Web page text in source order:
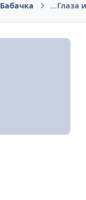
...Глаза